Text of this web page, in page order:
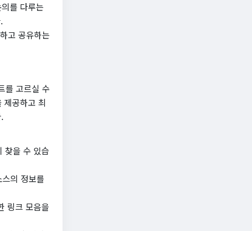
를 다루는
고 공유하는
를 고르실 수
제공하고 최
찾을 수 있습
의 정보를
링크 모음을